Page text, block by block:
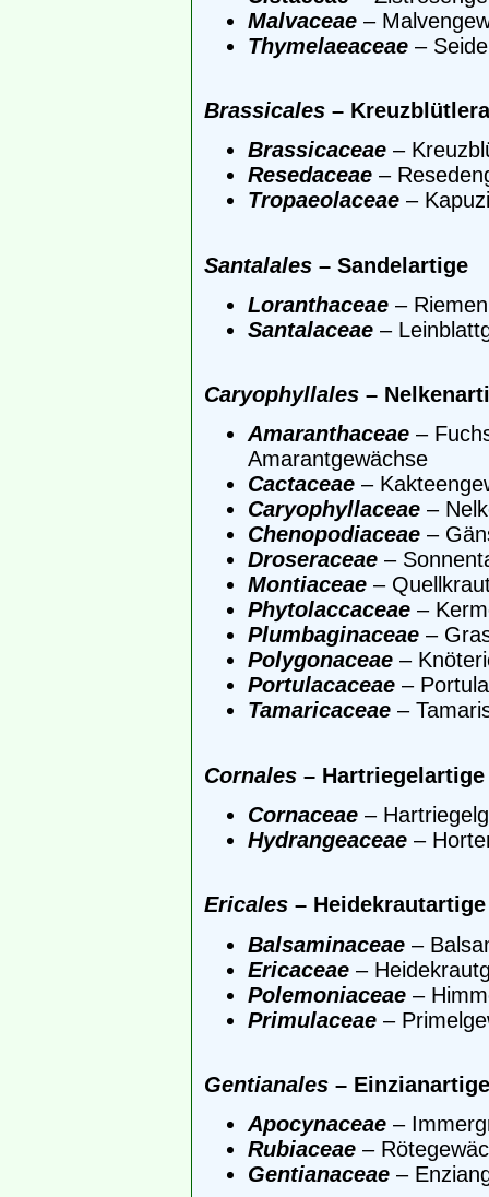
Malvaceae –
Thymelaeaceae –
Brassicales –
Brassicaceae –
Resedaceae –
Tropaeolaceae –
Santalales – Sandelartige
Loranthaceae –
Santalaceae –
Caryophyllales –
Amaranthaceae –
Amarantgewächse
Cactaceae –
Caryophyllaceae –
Chenopodiaceae –
Droseraceae –
Montiaceae –
Phytolaccaceae –
Plumbaginaceae –
Polygonaceae –
Portulacaceae –
Tamaricaceae –
Cornales – Hartriegelartige
Cornaceae –
Hydrangeaceae –
Ericales – Heidekrautartige
Balsaminaceae –
Ericaceae –
Polemoniaceae –
Primulaceae –
Gentianales – Einzianartige
Apocynaceae –
Rubiaceae –
Gentianaceae –